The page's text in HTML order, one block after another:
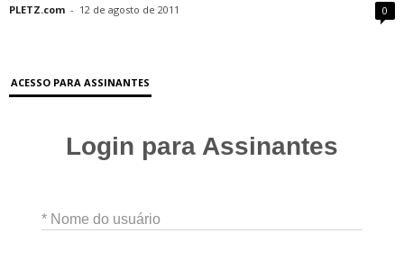
PLETZ.com - 12 de agosto de 2011 0
ACESSO PARA ASSINANTES
Login para Assinantes
* Nome do usuário